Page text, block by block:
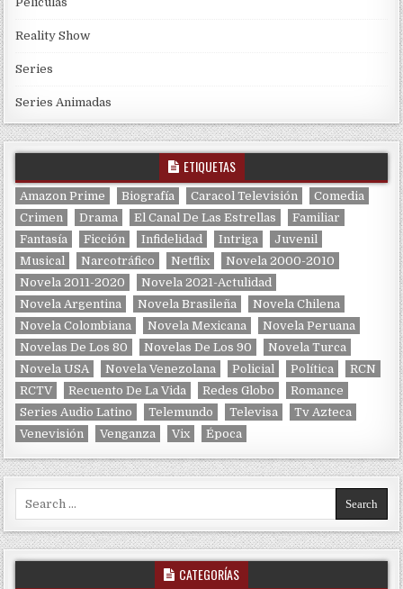
Reality Show
Series
Series Animadas
ETIQUETAS
Amazon Prime Biografía Caracol Televisión
Comedia
Crimen
Drama El Canal De Las Estrellas
Familiar
Fantasía
Ficción Infidelidad Intriga
Juvenil
Musical
Narcotráfico Netflix
Novela 2000-2010
Novela 2011-2020
Novela 2021-Actulidad
Novela Argentina
Novela Brasileña
Novela Chilena
Novela Colombiana
Novela Mexicana
Novela Peruana
Novelas De Los 80
Novelas De Los 90
Novela Turca
Novela USA
Novela Venezolana Policial Política
RCN
RCTV
Recuento De La Vida Redes Globo
Romance
Series Audio Latino
Telemundo Televisa
Tv Azteca
Venevisión
Venganza Vix Época
Search for:
CATEGORÍAS